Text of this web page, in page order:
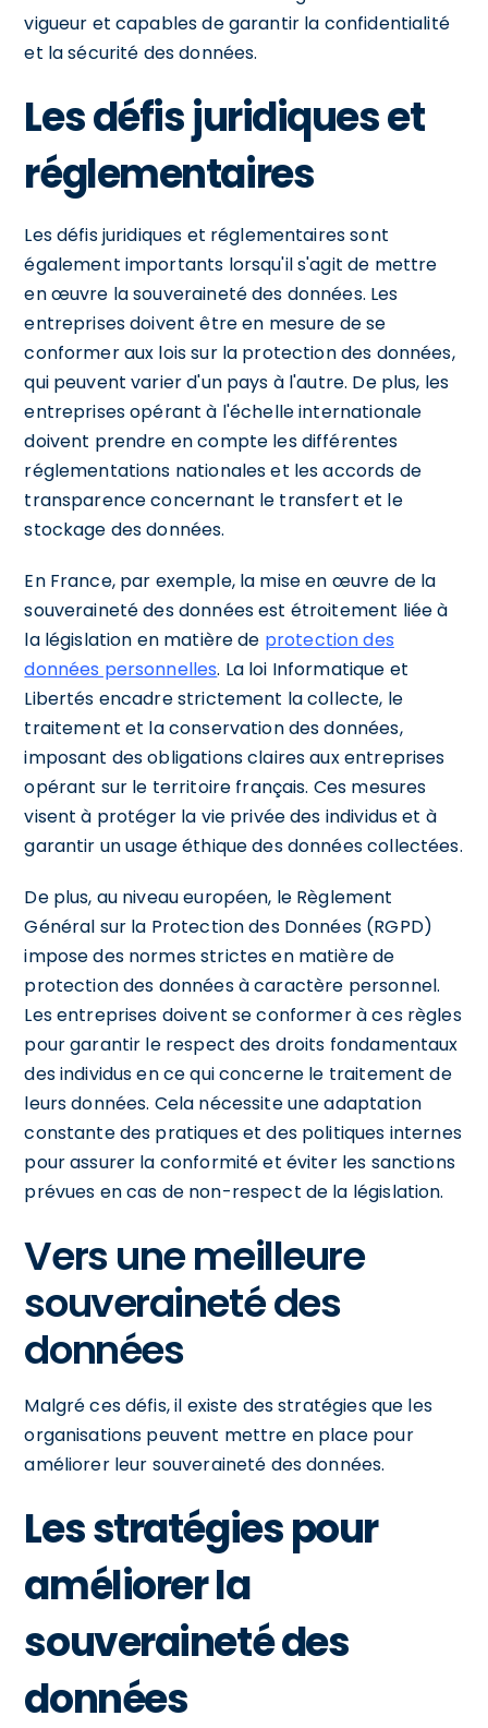
vigueur et capables de garantir la confidentialité
et la sécurité des données.
Les défis juridiques et
réglementaires
Les défis juridiques et réglementaires sont
également importants lorsqu'il s'agit de mettre
en œuvre la souveraineté des données. Les
entreprises doivent être en mesure de se
conformer aux lois sur la protection des données,
qui peuvent varier d'un pays à l'autre. De plus, les
entreprises opérant à l'échelle internationale
doivent prendre en compte les différentes
réglementations nationales et les accords de
transparence concernant le transfert et le
stockage des données.
En France, par exemple, la mise en œuvre de la
souveraineté des données est étroitement liée à
la législation en matière de protection des
données personnelles. La loi Informatique et
Libertés encadre strictement la collecte, le
traitement et la conservation des données,
imposant des obligations claires aux entreprises
opérant sur le territoire français. Ces mesures
visent à protéger la vie privée des individus et à
garantir un usage éthique des données collectées.
De plus, au niveau européen, le Règlement
Général sur la Protection des Données (RGPD)
impose des normes strictes en matière de
protection des données à caractère personnel.
Les entreprises doivent se conformer à ces règles
pour garantir le respect des droits fondamentaux
des individus en ce qui concerne le traitement de
leurs données. Cela nécessite une adaptation
constante des pratiques et des politiques internes
pour assurer la conformité et éviter les sanctions
prévues en cas de non-respect de la législation.
Vers une meilleure
souveraineté des
données
Malgré ces défis, il existe des stratégies que les
organisations peuvent mettre en place pour
améliorer leur souveraineté des données.
Les stratégies pour
améliorer la
souveraineté des
données